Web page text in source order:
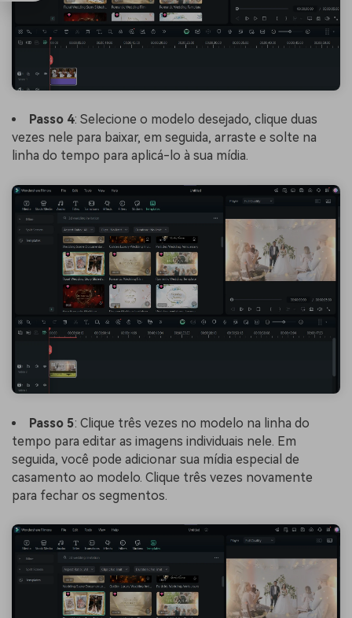
Passo 4: Selecione o modelo desejado, clique duas
vezes nele para baixar, em seguida, arraste e solte na
linha do tempo para aplicá-lo à sua mídia.
Passo 5: Clique três vezes no modelo na linha do
tempo para editar as imagens individuais nele. Em
seguida, você pode adicionar sua mídia especial de
casamento ao modelo. Clique três vezes novamente
para fechar os segmentos.